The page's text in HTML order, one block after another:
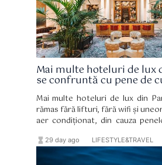
Mai multe hoteluri de lux
se confruntă cu pene de
Mai multe hoteluri de lux din
rămas fără lifturi, fără wifi și
aer condiționat, din cauza
hourglass_full 29 day ago LIFESTYLE&TRAVEL